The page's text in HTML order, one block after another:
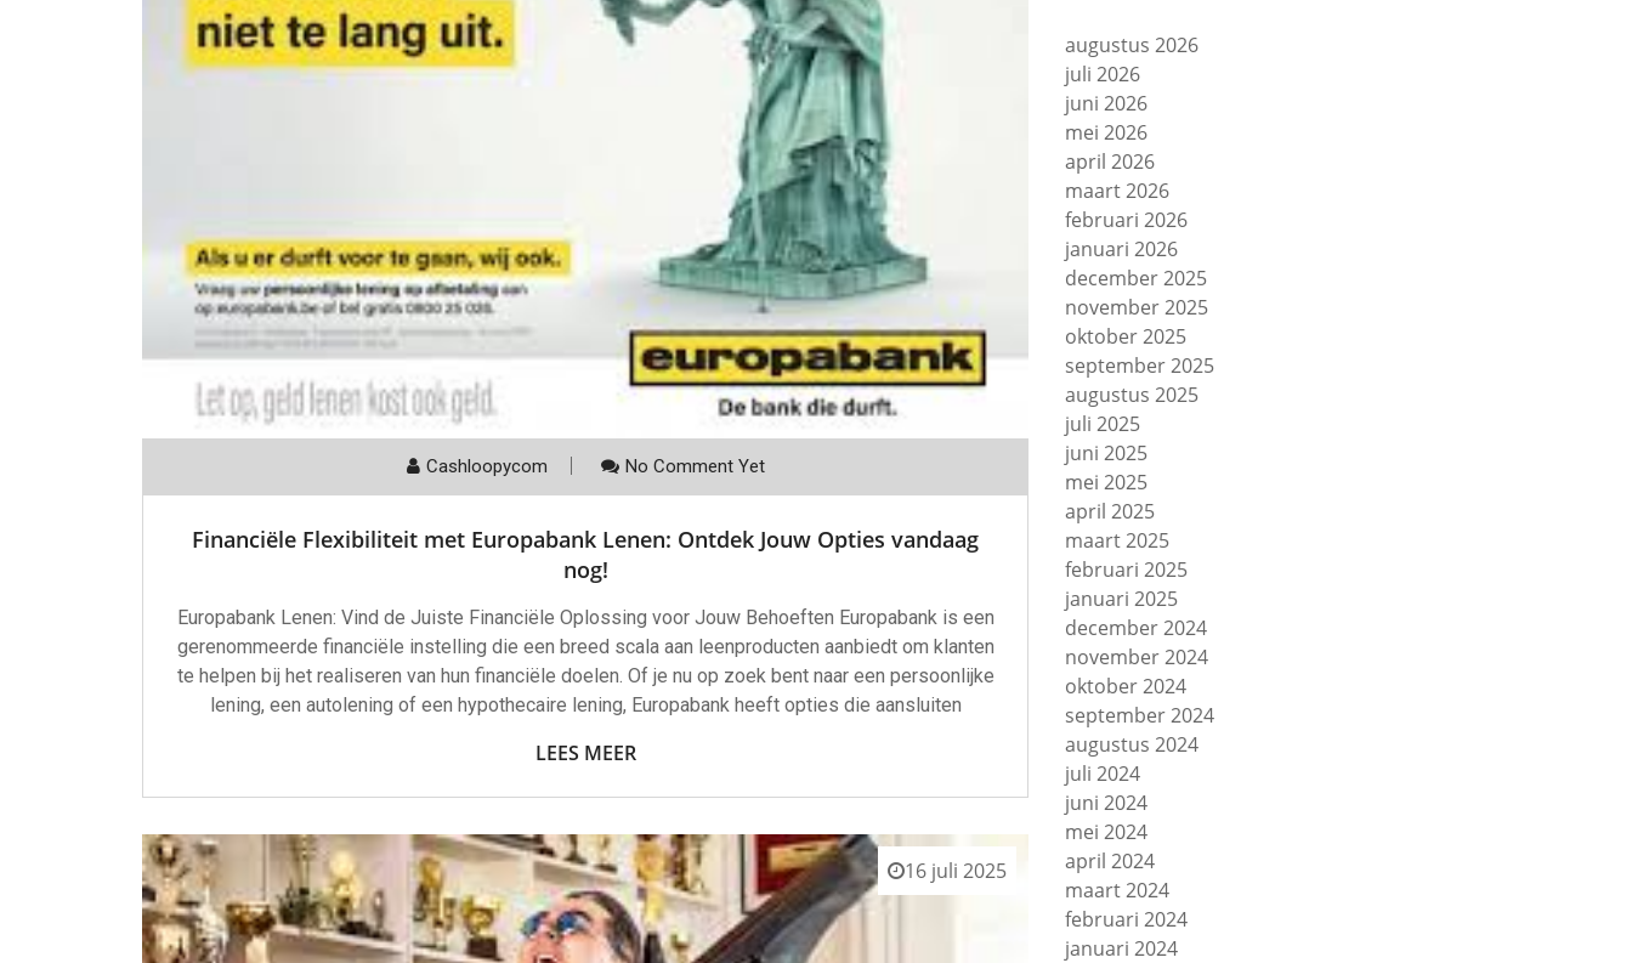
Cashloopycom No Comment Yet
Financiële Flexibiliteit met Europabank Lenen: Ontdek Jouw Opties vandaag
nog!
Europabank Lenen: Vind de Juiste Financiële Oplossing voor Jouw Behoeften Europabank is een
gerenommeerde financiële instelling die een breed scala aan leenproducten aanbiedt om klanten
te helpen bij het realiseren van hun financiële doelen. Of je nu op zoek bent naar een persoonlijke
lening, een autolening of een hypothecaire lening, Europabank heeft opties die aansluiten
LEES MEER
16 juli 2025
augustus 2026
juli 2026
juni 2026
mei 2026
april 2026
maart 2026
februari 2026
januari 2026
december 2025
november 2025
oktober 2025
september 2025
augustus 2025
juli 2025
juni 2025
mei 2025
april 2025
maart 2025
februari 2025
januari 2025
december 2024
november 2024
oktober 2024
september 2024
augustus 2024
juli 2024
juni 2024
mei 2024
april 2024
maart 2024
februari 2024
januari 2024